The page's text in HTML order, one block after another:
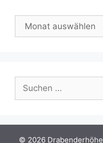
Archiv
Suchen
nach:
© 2026 Drabenderhöhe